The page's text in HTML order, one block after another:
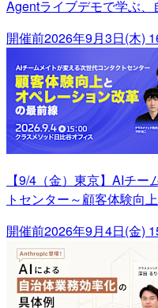
Agentライブデモで学ぶ
開催前2026年9月3日(木)
【9/4（金）東京】AIチ
トセンター～顧客体験向
開催前2026年9月4日(金)